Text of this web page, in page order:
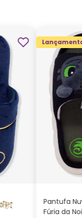
Pantufa
Fúria da